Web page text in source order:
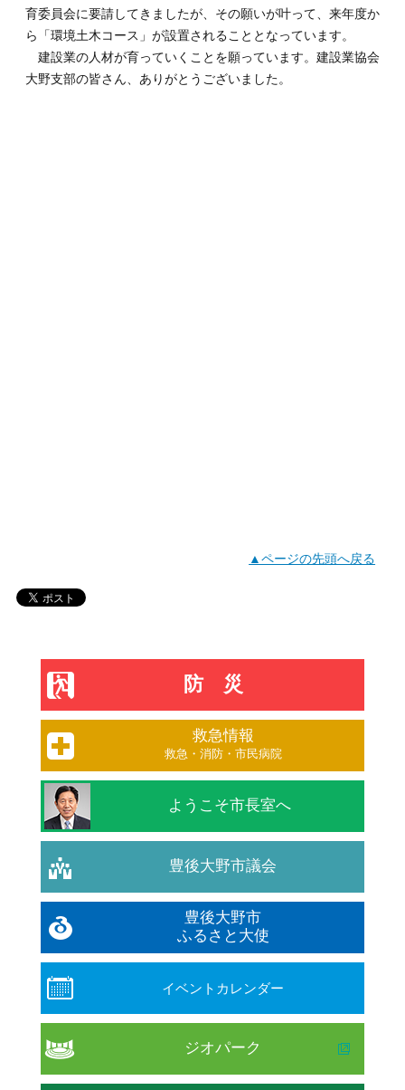
育委員会に要請してきましたが、その願いが叶って、来年度か
ら「環境土木コース」が設置されることとなっています。
建設業の人材が育っていくことを願っています。建設業協会
大野支部の皆さん、ありがとうございました。
▲ページの先頭へ戻る
防災
救急情報
救急・消防・市民病院
ようこそ市長室へ
豊後大野市議会
豊後大野市
ふるさと大使
イベントカレンダー
ジオパーク